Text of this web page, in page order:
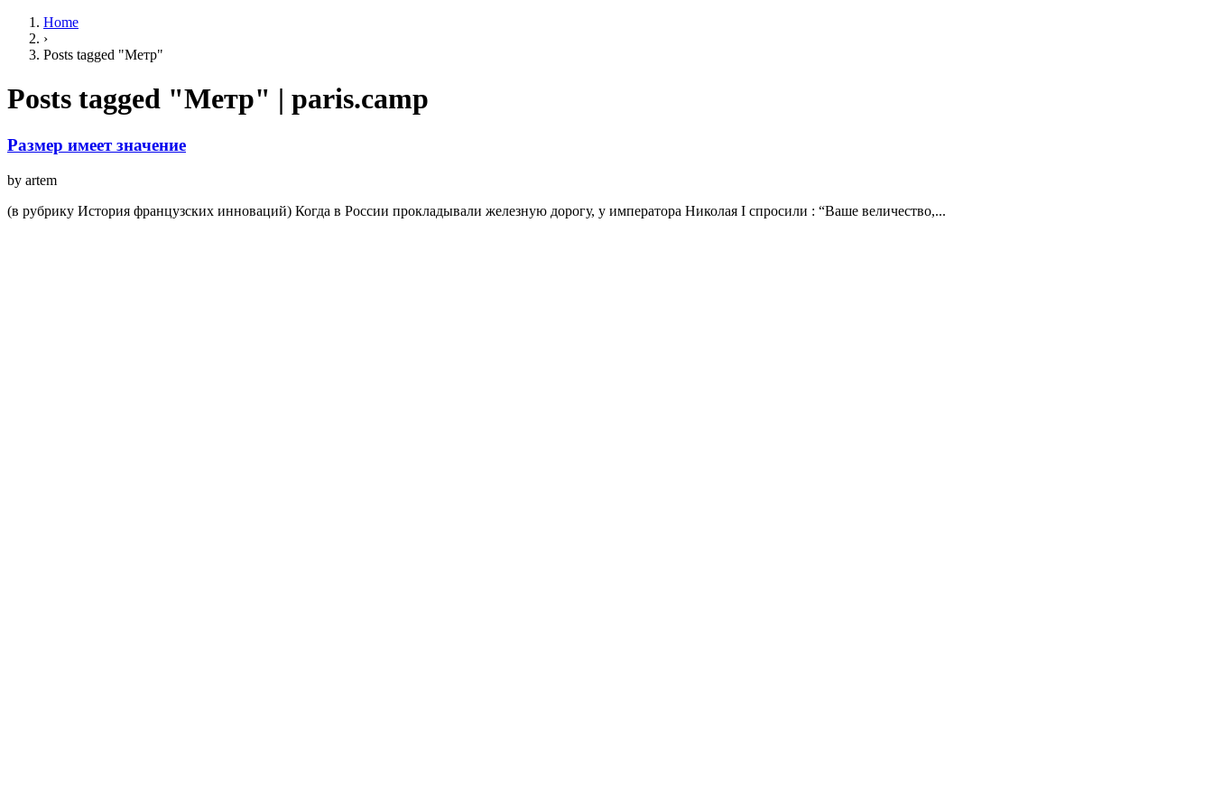
Home
›
Posts tagged "Метр"
Posts tagged "Метр" | paris.camp
Размер имеет значение
by artem
(в рубрику История французских инноваций) Когда в России прокладывали железную дорогу, у императора Николая I спросили : “Ваше величество,...